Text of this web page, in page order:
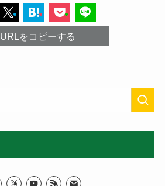
URLをコピーする